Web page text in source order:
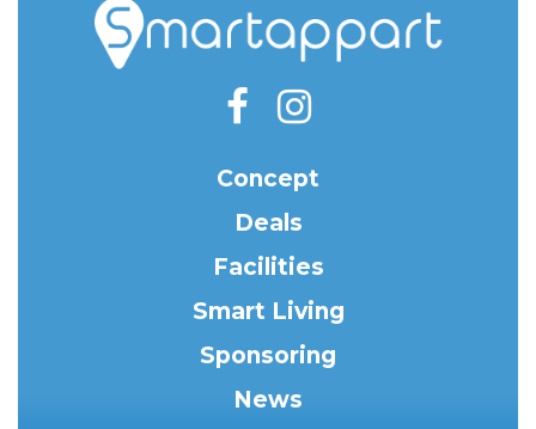
Concept
Deals
Facilities
Smart Living
Sponsoring
News